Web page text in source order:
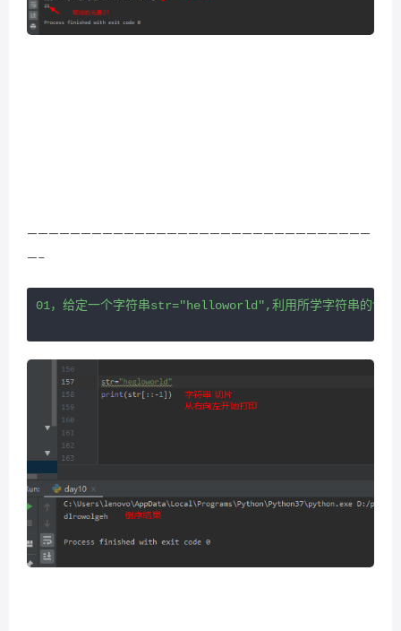
————————————————————————————————
—–
01，给定一个字符串str="helloworld",利用所学字符串的切片